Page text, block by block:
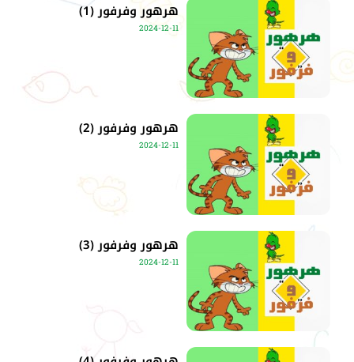
هرهور وفرفور (1)
2024-12-11
هرهور وفرفور (2)
2024-12-11
هرهور وفرفور (3)
2024-12-11